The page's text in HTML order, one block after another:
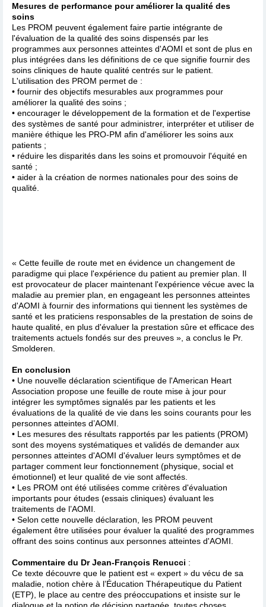
Mesures de performance pour améliorer la qualité des
soins
Les PROM peuvent également faire partie intégrante de
l'évaluation de la qualité des soins dispensés par les
programmes aux personnes atteintes d'AOMI et sont de plus en
plus intégrées dans les définitions de ce que signifie fournir des
soins cliniques de haute qualité centrés sur le patient.
L'utilisation des PROM permet de :
• fournir des objectifs mesurables aux programmes pour
améliorer la qualité des soins ;
• encourager le développement de la formation et de l'expertise
des systèmes de santé pour administrer, interpréter et utiliser de
manière éthique les PRO-PM afin d'améliorer les soins aux
patients ;
• réduire les disparités dans les soins et promouvoir l'équité en
santé ;
• aider à la création de normes nationales pour des soins de
qualité.
« Cette feuille de route met en évidence un changement de
paradigme qui place l'expérience du patient au premier plan. Il
est provocateur de placer maintenant l'expérience vécue avec la
maladie au premier plan, en engageant les personnes atteintes
d'AOMI à fournir des informations qui tiennent les systèmes de
santé et les praticiens responsables de la prestation de soins de
haute qualité, en plus d'évaluer la prestation sûre et efficace des
traitements actuels fondés sur des preuves », a conclus le Pr.
Smolderen.
En conclusion
• Une nouvelle déclaration scientifique de l'American Heart
Association propose une feuille de route mise à jour pour
intégrer les symptômes signalés par les patients et les
évaluations de la qualité de vie dans les soins courants pour les
personnes atteintes d’AOMI.
• Les mesures des résultats rapportés par les patients (PROM)
sont des moyens systématiques et validés de demander aux
personnes atteintes d'AOMI d'évaluer leurs symptômes et de
partager comment leur fonctionnement (physique, social et
émotionnel) et leur qualité de vie sont affectés.
• Les PROM ont été utilisées comme critères d'évaluation
importants pour études (essais cliniques) évaluant les
traitements de l’AOMI.
• Selon cette nouvelle déclaration, les PROM peuvent
également être utilisées pour évaluer la qualité des programmes
offrant des soins continus aux personnes atteintes d'AOMI.
Commentaire du Dr Jean-François Renucci :
Ce texte découvre que le patient est « expert » du vécu de sa
maladie, notion chère à l’Éducation Thérapeutique du Patient
(ETP), le place au centre des préoccupations et insiste sur le
dialogue et la notion de décision partagée, toutes choses